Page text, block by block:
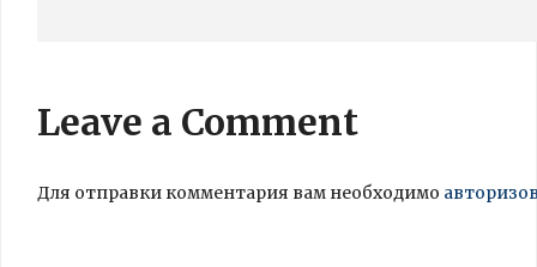
Leave a Comment
Для отправки комментария вам необходимо